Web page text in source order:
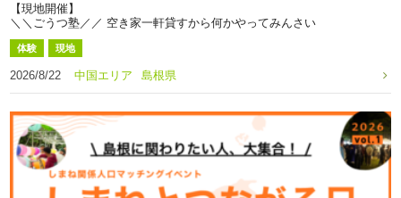
【現地開催】
＼＼ごうつ塾／／ 空き家一軒貸すから何かやってみんさい
体験 現地
2026/8/22 中国エリア 島根県